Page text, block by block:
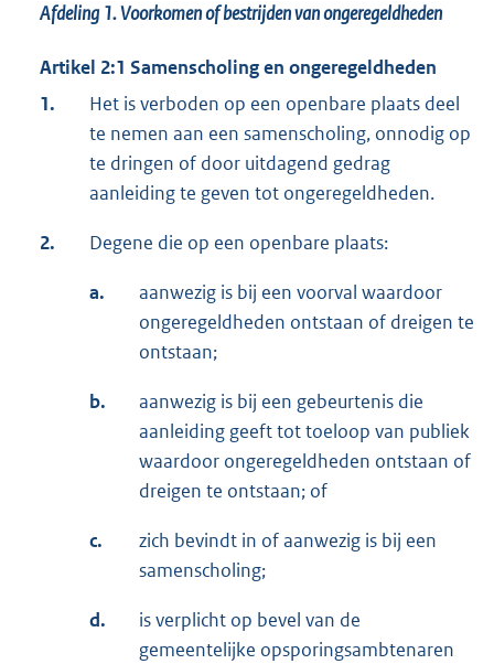
Afdeling 1.Voorkomen of bestrijden van ongeregeldheden
Artikel 2:1 Samenscholing en ongeregeldheden
1.
Het is verboden op een openbare plaats deel
te nemen aan een samenscholing, onnodig op
te dringen of door uitdagend gedrag
aanleiding te geven tot ongeregeldheden.
2. Degene die op een openbare plaats:
a.
aanwezig is bij een voorval waardoor
ongeregeldheden ontstaan of dreigen te
ontstaan;
b.
aanwezig is bij een gebeurtenis die
aanleiding geeft tot toeloop van publiek
waardoor ongeregeldheden ontstaan of
dreigen te ontstaan; of
c.
zich bevindt in of aanwezig is bij een
samenscholing;
d.
is verplicht op bevel van de
gemeentelijke opsporingsambtenaren